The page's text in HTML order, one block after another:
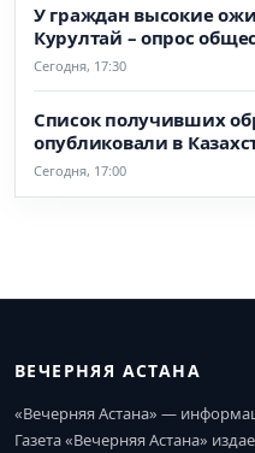
У граждан высокие
Курултай – опрос
Сегодня, 17:30
Список получивших
опубликовали в
Сегодня, 17:00
ВЕЧЕРНЯЯ АСТАНА
«Вечерняя Астана» —
Газета «Вечерняя Астана»